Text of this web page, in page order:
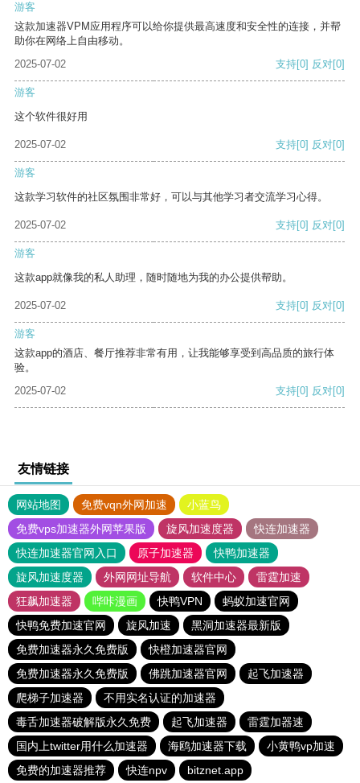
游客
这款加速器VPM应用程序可以给你提供最高速度和安全性的连接，并帮
助你在网络上自由移动。
2025-07-02
支持[0] 反对[0]
游客
这个软件很好用
2025-07-02 支持[0] 反对[0]
游客
这款学习软件的社区氛围非常好，可以与其他学习者交流学习心得。
2025-07-02 支持[0] 反对[0]
游客
这款app就像我的私人助理，随时随地为我的办公提供帮助。
2025-07-02 支持[0] 反对[0]
游客
这款app的酒店、餐厅推荐非常有用，让我能够享受到高品质的旅行体
验。
2025-07-02
支持[0] 反对[0]
友情链接
网站地图 免费vqn外网加速
小蓝鸟
免费vps加速器外网苹果版
旋风加速度器
快连加速器
快连加速器官网入口
原子加速器
快鸭加速器
旋风加速度器
外网网址导航 软件中心
雷霆加速
狂飙加速器
哔咔漫画 快鸭VPN
蚂蚁加速官网
快鸭免费加速官网
旋风加速
黑洞加速器最新版
免费加速器永久免费版
快橙加速器官网
免费加速器永久免费版
佛跳加速器官网
起飞加速器
爬梯子加速器
不用实名认证的加速器
毒舌加速器破解版永久免费
起飞加速器
雷霆加器速
国内上twitter用什么加速器
海鸥加速器下载
小黄鸭vp加速
免费的加速器推荐
快连npv bitznet.app